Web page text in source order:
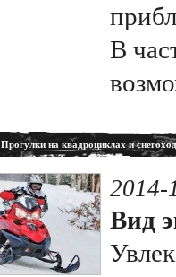
В
Прогулки на квадроциклах и
2014-
Вид